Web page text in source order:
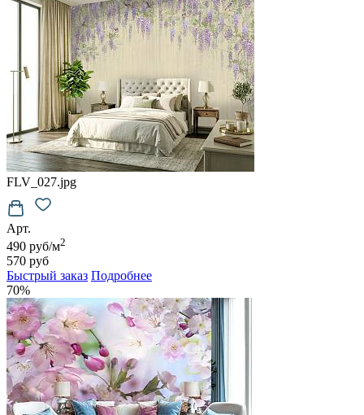
FLV_027.jpg
Арт.
490 руб/м2
570 руб
Быстрый заказ Подробнее
70%